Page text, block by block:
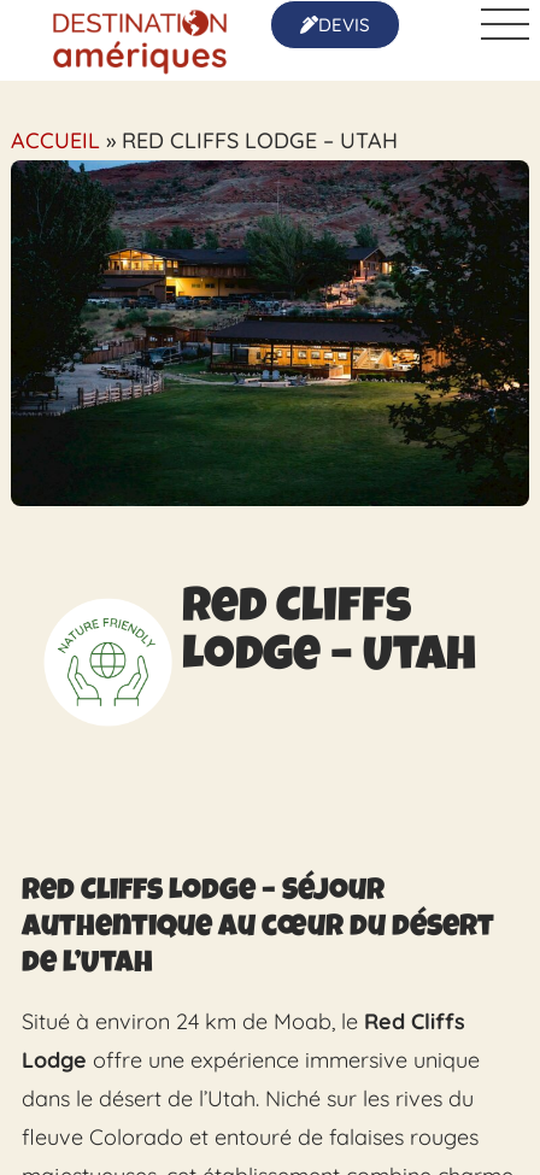
DEVIS
ACCUEIL» RED CLIFFS LODGE – UTAH
Red Cliffs
Lodge – Utah
Red Cliffs Lodge – Séjour
authentique au cœur du désert
de l’Utah
Situé à environ 24 km de Moab, le Red Cliffs
Lodge offre une expérience immersive unique
dans le désert de l’Utah. Niché sur les rives du
fleuve Colorado et entouré de falaises rouges